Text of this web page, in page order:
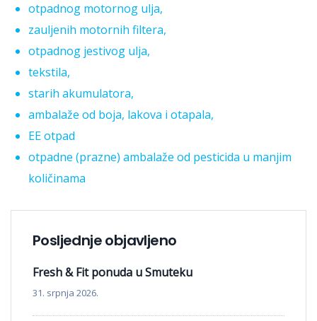
otpadnog motornog ulja,
zauljenih motornih filtera,
otpadnog jestivog ulja,
tekstila,
starih akumulatora,
ambalaže od boja, lakova i otapala,
EE otpad
otpadne (prazne) ambalaže od pesticida u manjim
količinama
Posljednje objavljeno
Fresh & Fit ponuda u Smuteku
31. srpnja 2026.